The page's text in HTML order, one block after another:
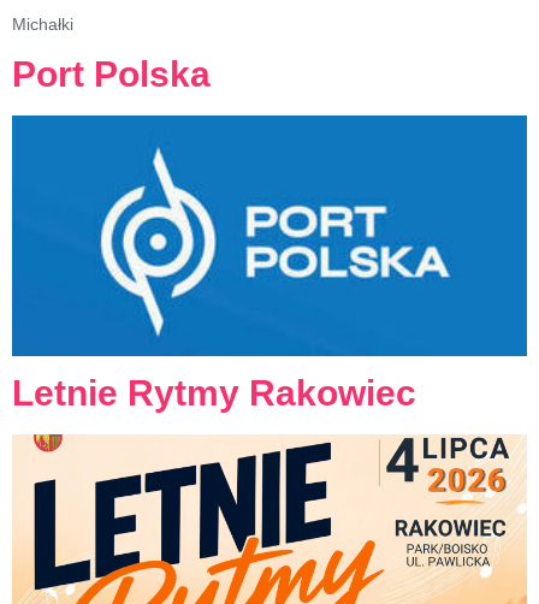
Michałki
Port Polska
Letnie Rytmy Rakowiec